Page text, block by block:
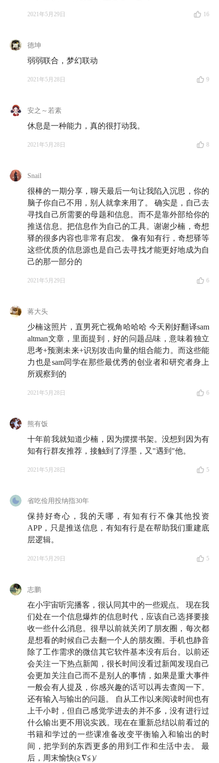
不做其实是一个很重要的决定。这件事情特别难，难点
在于，我们不敢不做事情。很多时候，什么都不做是最
自己。这就是为什么我们需要一刻不停地吸收信息，因
为我们需要别人的故事来赋予我们意义。
我们不是不会思考，而是缺乏素材。不是我们算力不
为什么「听了很多道理，却过不好这一生」？原因在
于你没有去实践。你没有自己的母题，没有积累，没有
实践，那你得到的只是大量的信息，而不是知识。
每个人都有好奇心，我们只是害怕问愚蠢的问题，于
是我们的好奇心被打磨掉了。
「平常人是很难有平常心的，所以平常心又叫不平常
心。如果你关心的不是事物的本质，没有平常心是正常
常心自然就在那里了。」—— 段永平
「这个宇宙希望你成为普通的人，并千方百计地吸
引着你。千万别让它成为现实。」—— 杰夫·贝佐斯
韩炳哲《倦怠社会》
斯瓦米·辨喜《行动瑜伽》
彼得·海斯勒（何伟）《江城》
吴念真《这些人，那些事》
铃木敏文《零售的哲学》
推荐微信公众号
黄峥（colinhuangzheng)
段永平投资问答录（投资逻辑篇、商业逻辑篇）
贝索斯致股东信（1997～2021）
本期音乐
鼓动之歌II - 蓝色大门
Venus - Shocking Blue
有知有行专属福利
通过有知有行专属链接注册 flomo，即可获得 45 天会
员资格（普通注册只有 14 天），体验「每日回顾」功
能。
2021年5月29日 16
德坤
弱弱联合，梦幻联动
2021年5月28日 9
安之～若素
休息是一种能力，真的很打动我。
2021年5月28日 8
Snail
很棒的一期分享，聊天最后一句让我陷入沉思，你的
脑子你自己不用，别人就拿来用了。 确实是，自己去
寻找自己所需要的母题和信息。而不是靠外部给你的
推送信息。把信息作为自己的工具。谢谢少楠，奇想
驿的很多内容也非常有启发。 像有知有行，奇想驿等
这些优质的信息源也是自己去寻找才能更好地成为自
己的那一部分的
2021年5月29日 6
蒋大头
少楠这照片，直男死亡视角哈哈哈 今天刚好翻译sam
altman文章，里面提到，好的问题品味，意味着独立
思考+预测未来+识别攻击向量的组合能力。而这些能
力也是sam同学在那些最优秀的创业者和研究者身上
所观察到的
2021年5月28日 6
熊有饭
十年前我就知道少楠，因为摆摆书架。没想到因为有
知有行群友推荐，接触到了浮墨，又"遇到"他。
2021年5月28日 5
省吃俭用投纳指30年
保持好奇心，我的天哪，有知有行不像其他投资
APP，只是推送信息，有知有行是在帮助我们重建底
层逻辑。
2021年5月29日 5
志鹏
在小宇宙听完播客，很认同其中的一些观点。 现在我
们处在一个信息爆炸的信息时代，应该自己选择要接
收一些什么消息。很早以前就关闭了朋友圈，每次都
是想看的时候自己去翻一个人的朋友圈。手机也静音
除了工作需求的微信其它软件基本没有后台。以前还
会关注一下热点新闻，很长时间没看过新闻发现自己
会更加关注自己而不是别人的事情，如果是重大事件
一般会有人提及，你感兴趣的话可以再去查阅一下。
还有输入与输出的问题。 自从工作以来阅读时间也有
上千小时，但自己感觉学进去的并不多，没有进行过
什么输出更不用说实践。现在在重新总结以前看过的
书籍和学过的一些课准备改变平衡输入和输出的时
间，把学到的东西更多的用到工作和生活中去。 最
后，周末愉快(≧∇≦)/